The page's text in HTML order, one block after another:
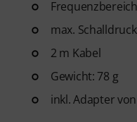
max.
2 m Kabel
Gewicht: 78 g
inkl. Adapter